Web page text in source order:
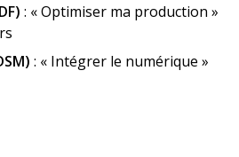
: « Optimiser ma production »
: « Intégrer le numérique »